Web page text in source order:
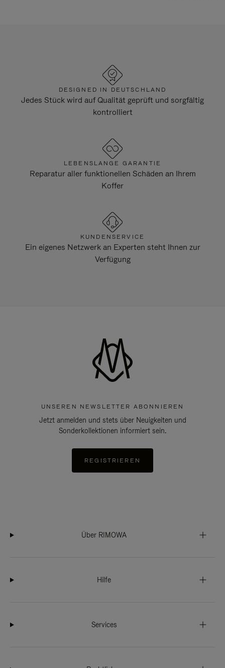
DESIGNED IN DEUTSCHLAND
Jedes Stück wird auf Qualität geprüft und sorgfältig
kontrolliert
LEBENSLANGE GARANTIE
Reparatur aller funktionellen Schäden an Ihrem
Koffer
KUNDENSERVICE
Ein eigenes Netzwerk an Experten steht Ihnen zur
Verfügung
UNSEREN NEWSLETTER ABONNIEREN
Jetzt anmelden und stets über Neuigkeiten und
Sonderkollektionen informiert sein.
REGISTRIEREN
Über RIMOWA
Hilfe
Services